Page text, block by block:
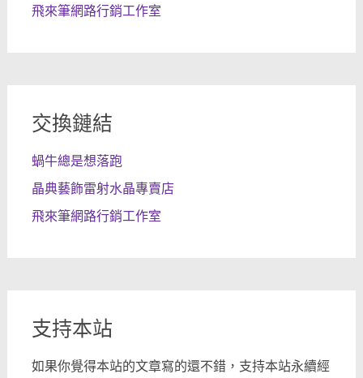
飛來筆網路行銷工作室
交換鏈結
蝸牛總是想落跑
晶典藝飾雷射水晶專賣店
飛來筆網路行銷工作室
支持本站
如果你覺得本站的文章寫的還不錯，支持本站永續經